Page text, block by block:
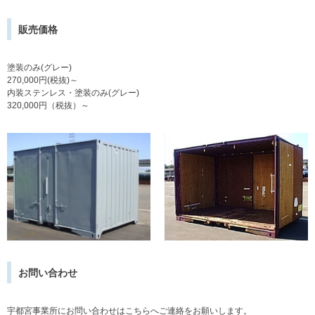
販売価格
塗装のみ(グレー)
270,000円(税抜)～
内装ステンレス・塗装のみ(グレー)
320,000円（税抜）～
お問い合わせ
宇都宮事業所にお問い合わせはこちらへご連絡をお願いします。